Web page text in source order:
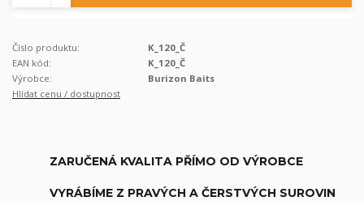
Číslo produktu:
K_120_Č
EAN kód:
K_120_Č
Výrobce:
Burizon Baits
Hlídat cenu / dostupnost
ZARUČENÁ KVALITA PŘÍMO OD VÝROBCE
VYRÁBÍME Z PRAVÝCH A ČERSTVÝCH SUROVIN